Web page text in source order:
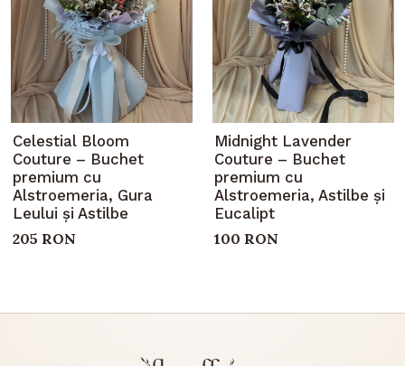
Celestial Bloom
Couture – Buchet
premium cu
Alstroemeria, Gura
Leului și Astilbe
205 RON
Midnight Lavender
Couture – Buchet
premium cu
Alstroemeria, Astilbe și
Eucalipt
100 RON